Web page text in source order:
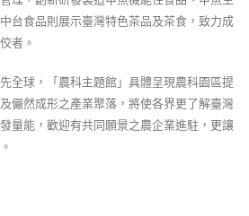
台食品則展示臺灣特色茶品及茶食，致力成
者。
全球，「農科主題館」具體呈現農科園區提
儼然成形之產業聚落，將使各界更了解臺灣
量能，歡迎有共同願景之農企業進駐，更讓